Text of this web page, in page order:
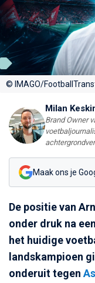
© IMAGO/
Milan
Brand Owner
Maak ons je
De positie van
onder druk na
het huidige
landskampioen
onderuit tegen